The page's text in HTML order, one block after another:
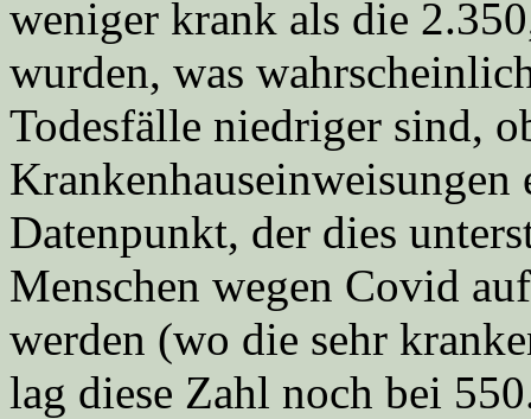
weniger krank als die
wurden, was
Todesfälle niedriger sind,
Datenpunkt, der dies
Menschen wegen Covid
werden (wo die sehr
lag diese Zahl noch bei